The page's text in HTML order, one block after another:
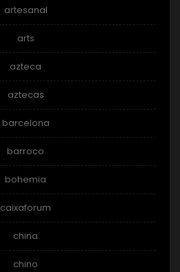
artesanal
arts
azteca
aztecas
barcelona
barroco
bohemia
caixaforum
china
chino